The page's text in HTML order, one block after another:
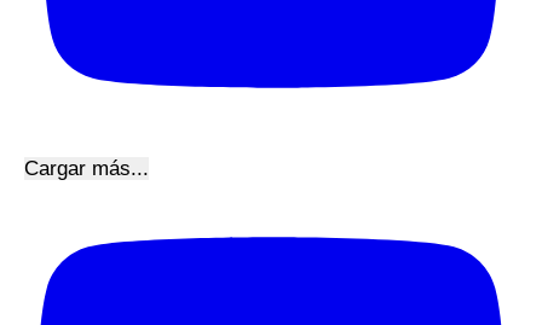
Cargar más...